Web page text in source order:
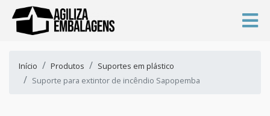
Início Produtos
Suportes em plástico
Suporte para extintor de incêndio Sapopemba